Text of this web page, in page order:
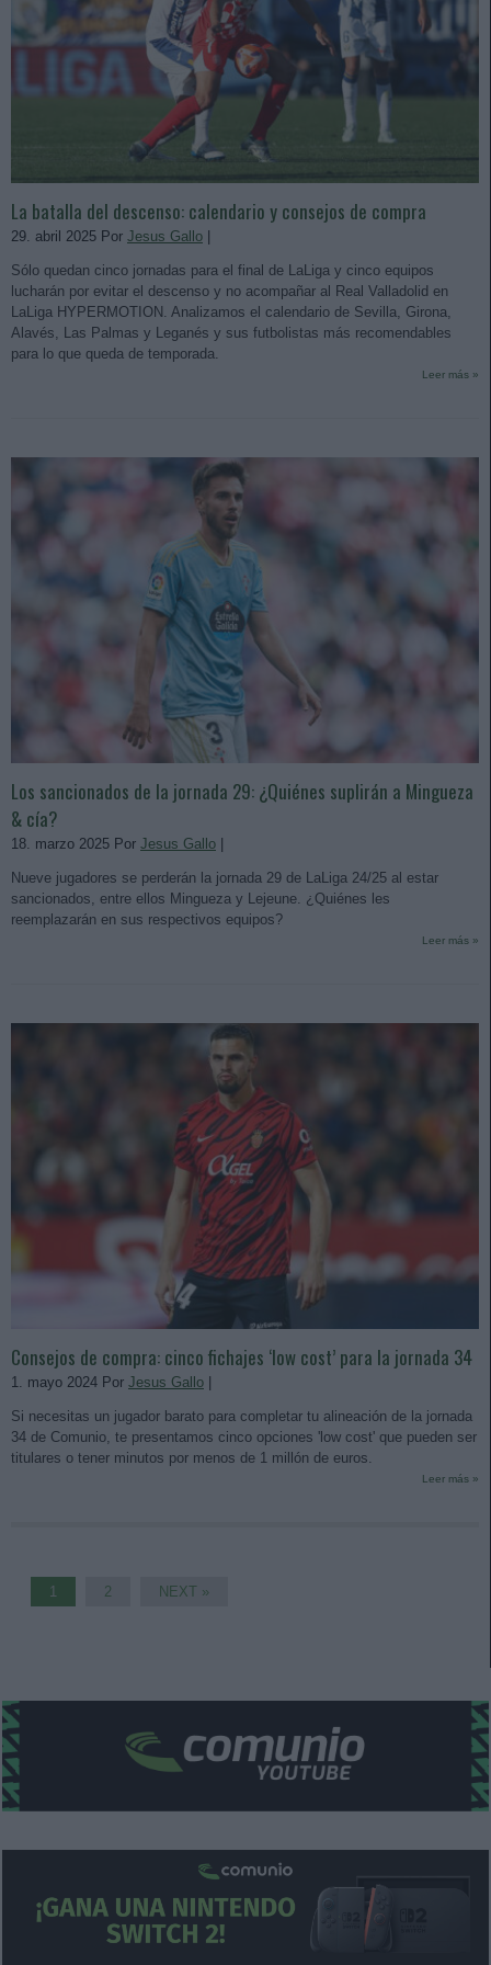
La batalla del descenso: calendario y consejos de compra
29. abril 2025 Por Jesus Gallo
Sólo quedan cinco jornadas para el final de LaLiga y cinco equipos
lucharán por evitar el descenso y no acompañar al Real Valladolid en
LaLiga HYPERMOTION. Analizamos el calendario de Sevilla, Girona,
Alavés, Las Palmas y Leganés y sus futbolistas más recomendables
para lo que queda de temporada.
Leer más »
Los sancionados de la jornada 29: ¿Quiénes suplirán a Mingueza
& cía?
18. marzo 2025 Por Jesus Gallo
Nueve jugadores se perderán la jornada 29 de LaLiga 24/25 al estar
sancionados, entre ellos Mingueza y Lejeune. ¿Quiénes les
reemplazarán en sus respectivos equipos?
Leer más »
Consejos de compra: cinco fichajes ‘low cost’ para la jornada 34
1. mayo 2024 Por Jesus Gallo
Si necesitas un jugador barato para completar tu alineación de la jornada
34 de Comunio, te presentamos cinco opciones 'low cost' que pueden ser
titulares o tener minutos por menos de 1 millón de euros.
Leer más »
1 2 NEXT »